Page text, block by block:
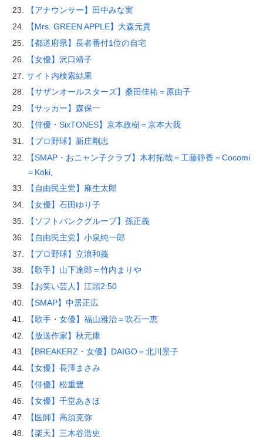
【アナウンサー】田中みな実
【Mrs. GREEN APPLE】大森元貴
【都道府県】長者番付1位の自宅
【女優】沢口靖子
サイト内検索結果
【サザンオールスターズ】桑田佳祐＝原由子
【サッカー】森保一
【俳優・SixTONES】京本政樹＝京本大我
【プロ野球】新庄剛志
【SMAP・おニャン子クラブ】木村拓哉＝工藤静香＝Cocomi
＝Kōki,
【自由民主党】麻生太郎
【女優】石田ゆり子
【ソフトバンクグループ】孫正義
【自由民主党】小泉純一郎
【プロ野球】立浪和義
【歌手】山下達郎＝竹内まりや
【お笑い芸人】江頭2:50
【SMAP】中居正広
【歌手・女優】福山雅治＝吹石一恵
【放送作家】秋元康
【BREAKERZ・女優】DAIGO＝北川景子
【女優】長澤まさみ
【俳優】松重豊
【女優】千堂あきほ
【医師】高須克弥
【楽天】三木谷浩史